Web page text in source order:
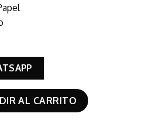
cantidad
AL CARRITO